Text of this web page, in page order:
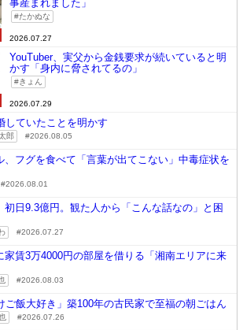
事産まれました」
たかぬな
2026.07.27
YouTuber、実父から金銭要求が続いていると明
かす「身内に脅されてるの」
きょん
2026.07.29
していたことを明かす
郎 2026.08.05
、フグを食べて「言葉が出てこない」中毒症状を
2026.08.01
初日9.3億円。観た人から「こんな話なの」と困
2026.07.27
家賃3万4000円の部屋を借りる「湘南エリアに来
2026.08.03
ご飯大好き」築100年の古民家で至福の朝ごはん
2026.07.26